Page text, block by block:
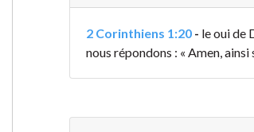
2 Corinthiens 1:20- le oui de
nous répondons : « Amen,